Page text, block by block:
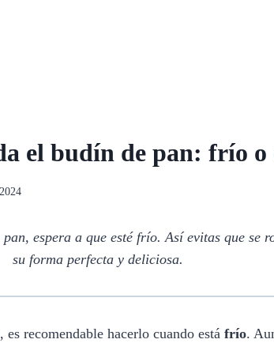
el budín de pan: frío o
espera a que esté frío. Así evitas que se
su forma perfecta y deliciosa.
recomendable hacerlo cuando está frío.